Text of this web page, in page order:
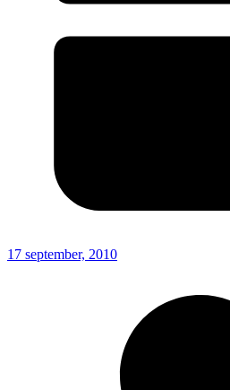
17 september, 2010